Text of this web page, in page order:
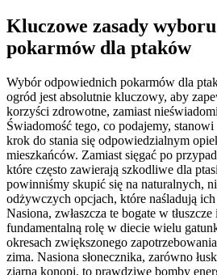
Kluczowe zasady
pokarmów dla ptaków
Wybór odpowiednich pokarmów dla
ogród jest absolutnie kluczowy, aby
korzyści zdrowotne, zamiast
Świadomość tego, co podajemy,
krok do stania się odpowiedzialnym
mieszkańców. Zamiast sięgać po
które często zawierają szkodliwe dla
powinniśmy skupić się na naturalnych,
odżywczych opcjach, które naśladują
Nasiona, zwłaszcza te bogate w
fundamentalną rolę w diecie wielu
okresach zwiększonego
zima. Nasiona słonecznika, zarówno
ziarna konopi, to prawdziwe bomby